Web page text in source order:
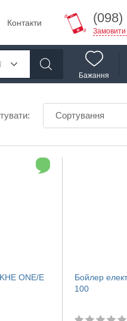
Контакти (098)
Замовити
Бажання
Сортування
ONE/E
Бойлер
100